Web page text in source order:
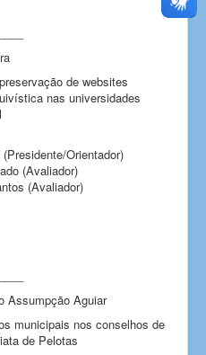
de websites
nas universidades
Orientador)
(Avaliador)
(Avaliador)
Assumpção Aguiar
municipais nos conselhos de
de Pelotas